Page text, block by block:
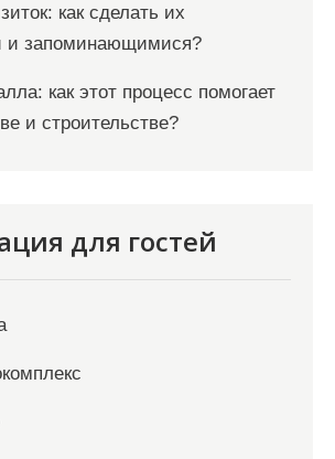
как сделать их
и запоминающимися?
как этот процесс помогает
и строительстве?
для гостей